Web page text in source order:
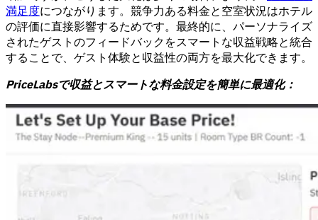
満足度につながります。競争力ある料金と空室状況はホテル
の評価に直接影響するためです。最終的に、パーソナライズ
されたゲストのフィードバックをスマートな収益戦略と統合
することで、ゲスト体験と収益性の両方を最大化できます。
PriceLabsで収益とスマートな料金設定を簡単に最適化：